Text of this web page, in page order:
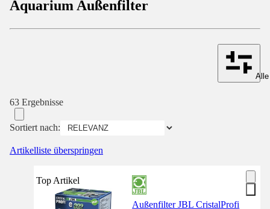
Aquarium Außenfilter
63 Ergebnisse
Sortiert nach:
Artikelliste überspringen
Top Artikel
Außenfilter JBL CristalProfi